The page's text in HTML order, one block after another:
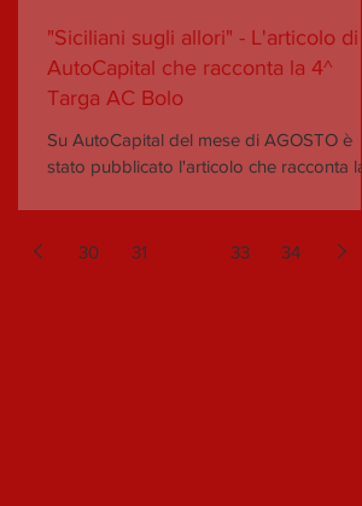
"Siciliani sugli allori" - L'articolo di
AutoCapital che racconta la 4^
Targa AC Bolo
Su AutoCapital del mese di AGOSTO è
stato pubblicato l'articolo che racconta la
30 31 33 34